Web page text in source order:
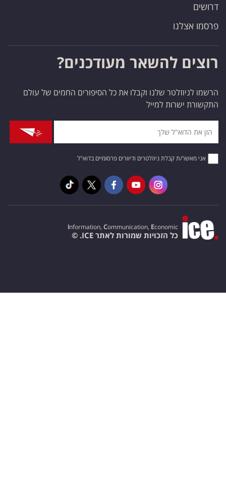
דרושים
פרסמו אצלנו
רוצים להשאר מעודכנים?
הרשמו לניוזלטר שלנו וקבלו את כל הסיפורים החמים של עולם
התקשורת ישרות למייל
אני מאשר/ת קבלת ניוזלטרים ודיוורים פרסומיים בדוא"ל
Information, Communication, Economic
כל הזכויות שמורות לאתר ICE. ©